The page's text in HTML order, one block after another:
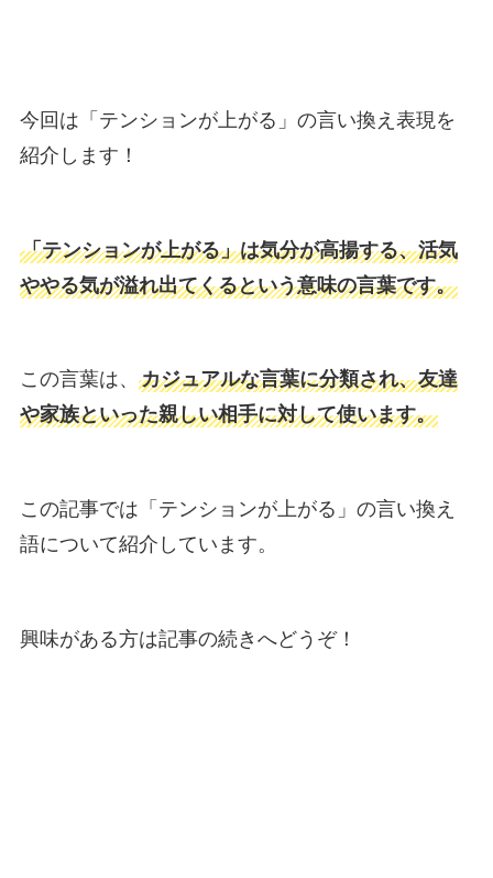
今回は「テンションが上がる」の言い換え表現を
紹介します！
「テンションが上がる」は気分が高揚する、活気
ややる気が溢れ出てくるという意味の言葉です。
この言葉は、 カジュアルな言葉に分類され、友達
や家族といった親しい相手に対して使います。
この記事では「テンションが上がる」の言い換え
語について紹介しています。
興味がある方は記事の続きへどうぞ！